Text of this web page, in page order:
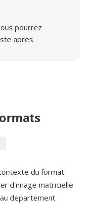
pourrez
après
du format
d'image matricielle
departement